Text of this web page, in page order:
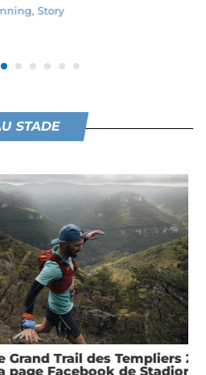
,Story
STADE
Trail des Templiers 2025
Facebook de Stadion à